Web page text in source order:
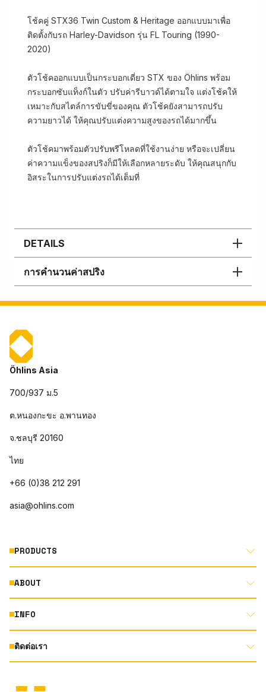
โช้คคู่ STX36 Twin Custom & Heritage ออกแบบมาเพื่อ
ติดตั้งกับรถ Harley-Davidson รุ่น FL Touring (1990-
2020)
ตัวโช้คออกแบบเป็นกระบอกเดี่ยว STX ของ Öhlins พร้อม
กระบอกซับแท็งก์ในตัว ปรับค่ารีบาวด์ได้ตามใจ แต่งโช้คให้
เหมาะกับสไตล์การขับขี่ของคุณ ตัวโช้คยังสามารถปรับ
ความยาวได้ ให้คุณปรับแต่งความสูงของรถได้มากขึ้น
ตัวโช้คมาพร้อมตัวปรับพรีโหลดที่ใช้งานง่าย หรือจะเปลี่ยน
ค่าความแข็งของสปริงก็มีให้เลือกหลายระดับ ให้คุณสนุกกับ
อิสระในการปรับแต่งรถได้เต็มที่
DETAILS
การคำนวนค่าสปริง
Öhlins Asia
700/937 ม.5
ต.หนองกะขะ อ.พานทอง
จ.ชลบุรี 20160
ไทย
+66 (0)38 212 291
asia@ohlins.com
PRODUCTS
MOTORCYCLE
AUTOMOTIVE
ABOUT
ABOUT US
RACING
INFO
DOCUMENT LIBRARY
ติดต่อเรา
INSTAGRAM